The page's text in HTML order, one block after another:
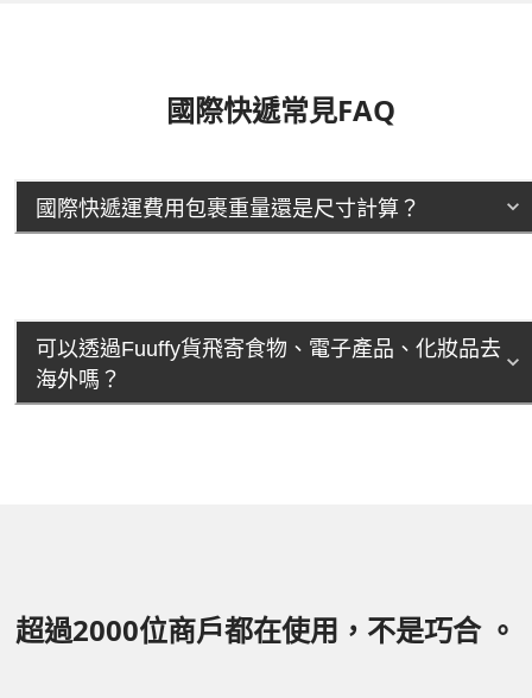
國際快遞常見FAQ
國際快遞運費用包裹重量還是尺寸計算？
可以透過Fuuffy貨飛寄食物、電子產品、化妝品去
海外嗎？
超過2000位商戶都在使用，不是巧合 。